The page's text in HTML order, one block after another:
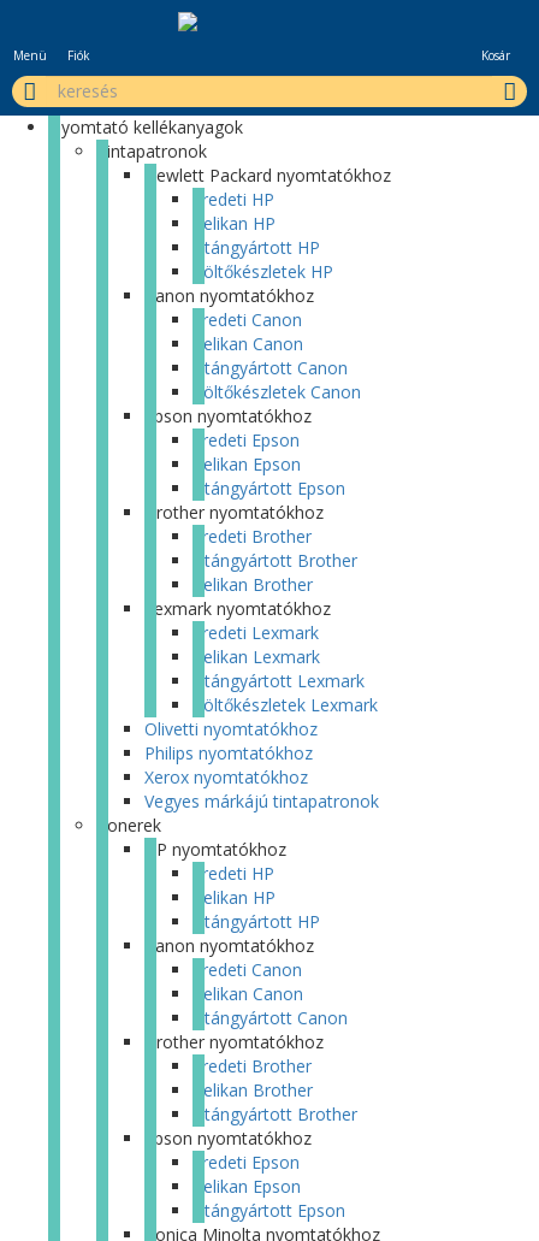
Menü Fiók Kosár
Nyomtató kellékanyagok
Tintapatronok
Hewlett Packard nyomtatókhoz
Eredeti HP
Pelikan HP
Utángyártott HP
Töltőkészletek HP
Canon nyomtatókhoz
Eredeti Canon
Pelikan Canon
Utángyártott Canon
Töltőkészletek Canon
Epson nyomtatókhoz
Eredeti Epson
Pelikan Epson
Utángyártott Epson
Brother nyomtatókhoz
Eredeti Brother
Utángyártott Brother
Pelikan Brother
Lexmark nyomtatókhoz
Eredeti Lexmark
Pelikan Lexmark
Utángyártott Lexmark
Töltőkészletek Lexmark
Olivetti nyomtatókhoz
Philips nyomtatókhoz
Xerox nyomtatókhoz
Vegyes márkájú tintapatronok
Tonerek
HP nyomtatókhoz
Eredeti HP
Pelikan HP
Utángyártott HP
Canon nyomtatókhoz
Eredeti Canon
Pelikan Canon
Utángyártott Canon
Brother nyomtatókhoz
Eredeti Brother
Pelikan Brother
Utángyártott Brother
Epson nyomtatókhoz
Eredeti Epson
Pelikan Epson
Utángyártott Epson
Konica Minolta nyomtatókhoz